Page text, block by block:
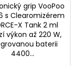
grip VooPoo
s Clearomizérem
X Tank 2 ml
výkon až 220 W,
baterii
4400...